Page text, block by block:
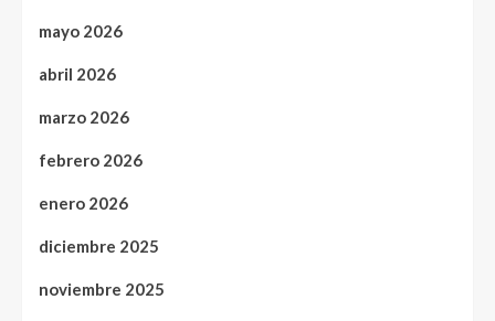
mayo 2026
abril 2026
marzo 2026
febrero 2026
enero 2026
diciembre 2025
noviembre 2025